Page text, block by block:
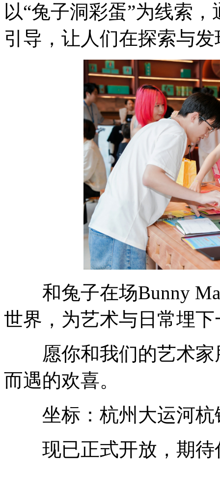
以“兔子洞彩蛋”为线索
引导，让人们在探索与
和兔子在场Bunny
世界，为艺术与日常埋
愿你和我们的艺术家
而遇的欢喜。
坐标：杭州大运河杭
现已正式开放，期待